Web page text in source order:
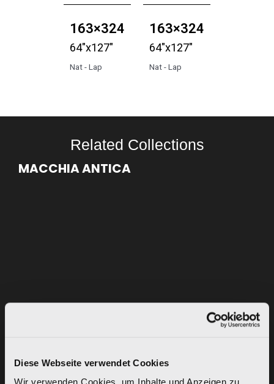
Diese Webseite verwendet Cookies
163×324
64"x127"
Nat - Lap
163×324
64"x127"
Nat - Lap
Related Collections
MACCHIA ANTICA